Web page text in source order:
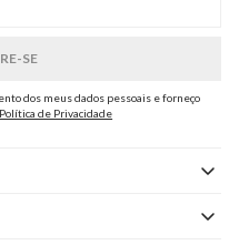
dos meus dados pessoais e forneço
Política de Privacidade